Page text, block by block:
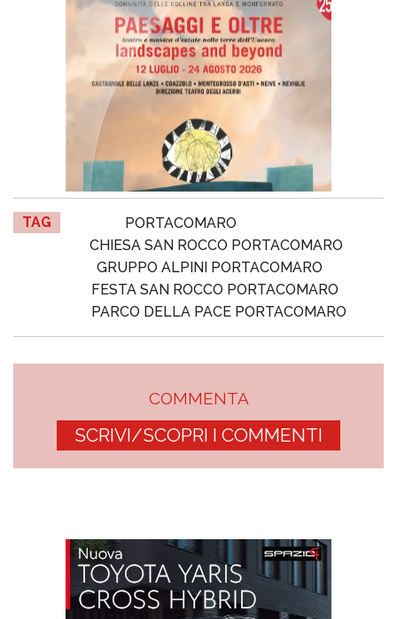
TAG
PORTACOMARO
CHIESA SAN ROCCO PORTACOMARO
GRUPPO ALPINI PORTACOMARO
FESTA SAN ROCCO PORTACOMARO
PARCO DELLA PACE PORTACOMARO
COMMENTA
SCRIVI/SCOPRI I COMMENTI